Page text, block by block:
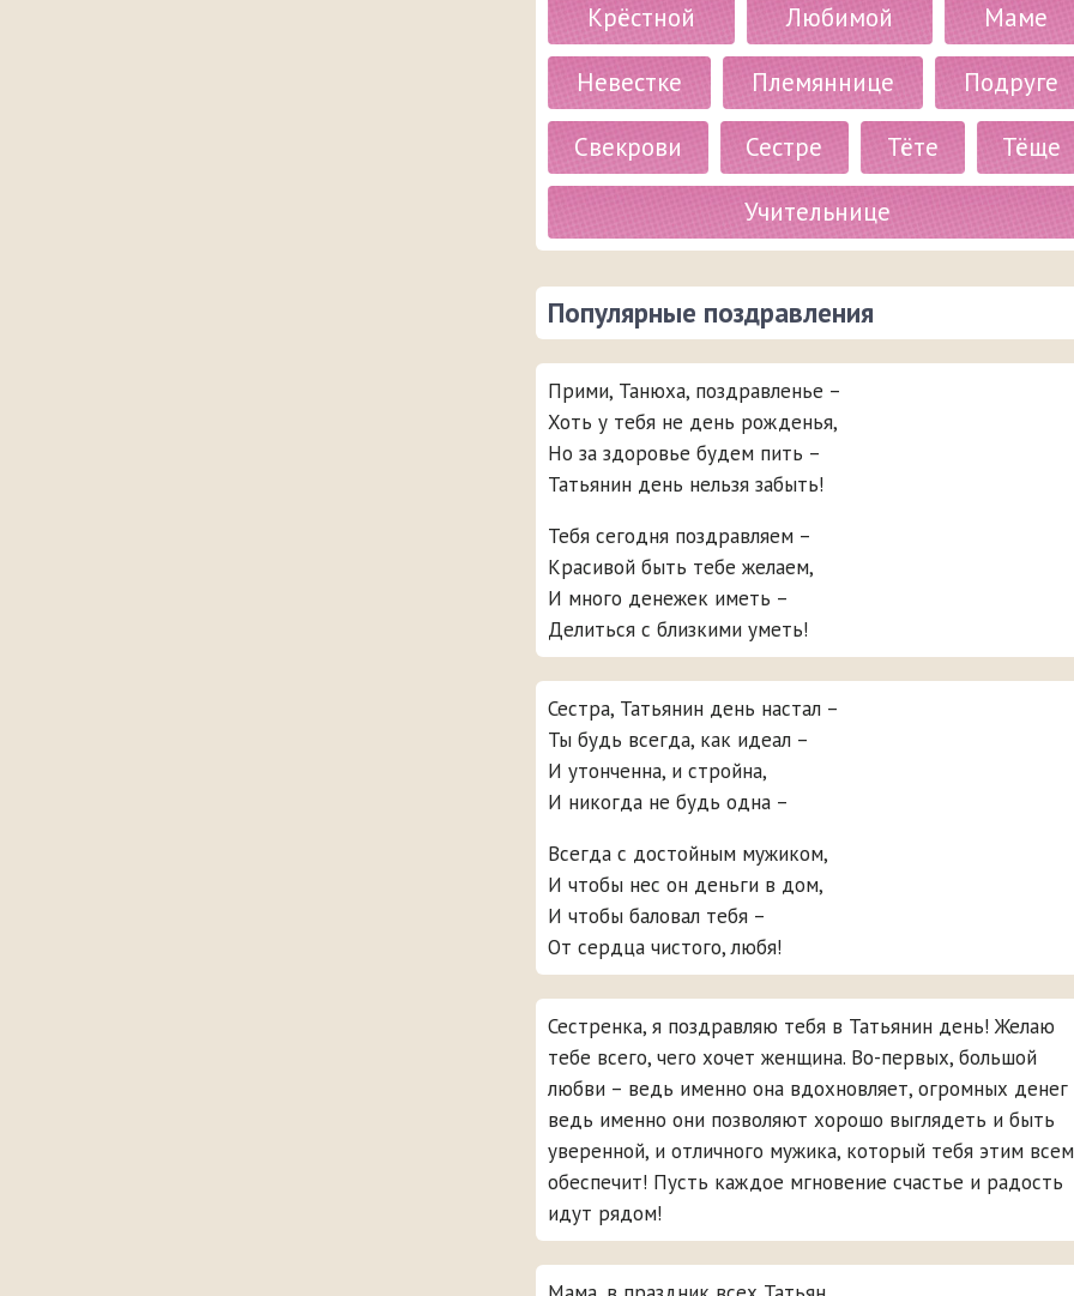
Крёстной
Любимой
Маме
Невестке
Племяннице
Подруге
Свекрови
Сестре Тёте
Тёще
Учительнице
Популярные поздравления
Прими, Танюха, поздравленье –
Хоть у тебя не день рожденья,
Но за здоровье будем пить –
Татьянин день нельзя забыть!
Тебя сегодня поздравляем –
Красивой быть тебе желаем,
И много денежек иметь –
Делиться с близкими уметь!
Сестра, Татьянин день настал –
Ты будь всегда, как идеал –
И утонченна, и стройна,
И никогда не будь одна –
Всегда с достойным мужиком,
И чтобы нес он деньги в дом,
И чтобы баловал тебя –
От сердца чистого, любя!
Сестренка, я поздравляю тебя в Татьянин день! Желаю
тебе всего, чего хочет женщина. Во-первых, большой
любви – ведь именно она вдохновляет, огромных денег
ведь именно они позволяют хорошо выглядеть и быть
уверенной, и отличного мужика, который тебя этим всем
обеспечит! Пусть каждое мгновение счастье и радость
идут рядом!